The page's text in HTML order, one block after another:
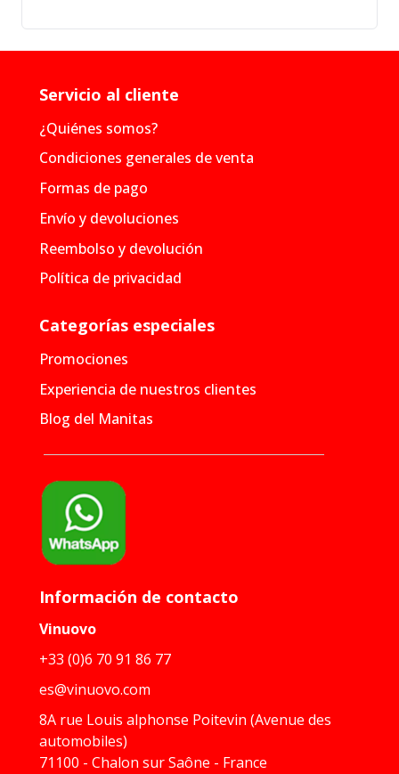
Servicio al cliente
¿Quiénes somos?
Condiciones generales de venta
Formas de pago
Envío y devoluciones
Reembolso y devolución
Política de privacidad
Categorías especiales
Promociones
Experiencia de nuestros clientes
Blog del Manitas
Información de contacto
Vinuovo
+33 (0)6 70 91 86 77
es@vinuovo.com
8A rue Louis alphonse Poitevin (Avenue des
automobiles)
71100 - Chalon sur Saône - France